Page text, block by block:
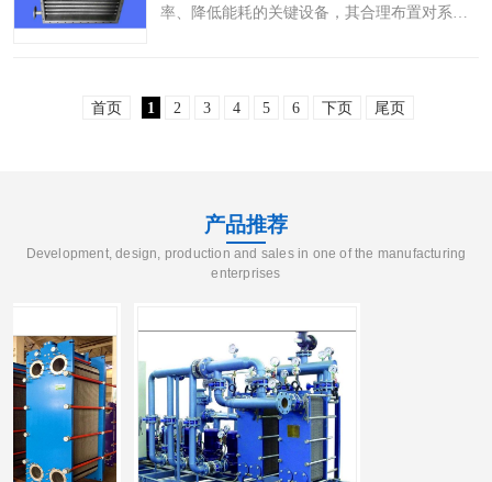
率、降低能耗的关键设备，其合理布置对系统
更显重要。本文将围绕..
首页 1 2 3 4 5 6 下页 尾页
产品推荐
Development, design, production and sales in one of the manufacturing
enterprises